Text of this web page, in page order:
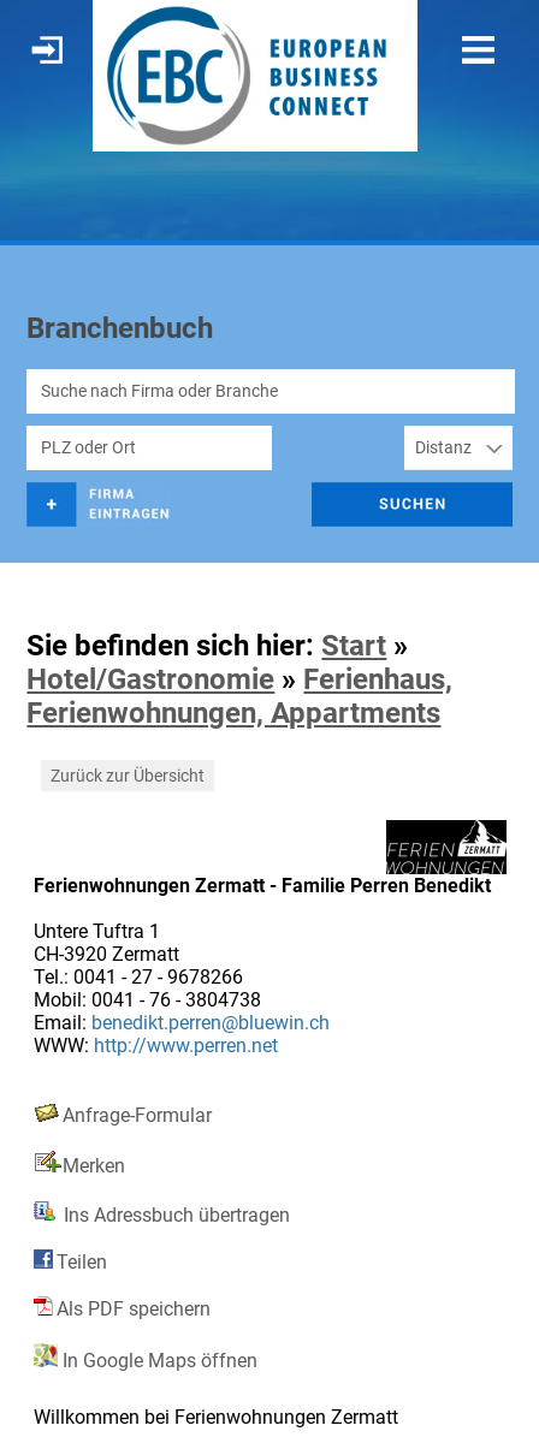
Branchenbuch
Sie befinden sich hier: Start »
Hotel/Gastronomie » Ferienhaus,
Ferienwohnungen, Appartments
Zurück zur Übersicht
Ferienwohnungen Zermatt - Familie Perren Benedikt
Untere Tuftra 1
CH-3920 Zermatt
Tel.: 0041 - 27 - 9678266
Mobil: 0041 - 76 - 3804738
Email: benedikt.perren@bluewin.ch
WWW: http://www.perren.net
Anfrage-Formular
Merken
Ins Adressbuch übertragen
Teilen
Als PDF speichern
In Google Maps öffnen
Willkommen bei Ferienwohnungen Zermatt